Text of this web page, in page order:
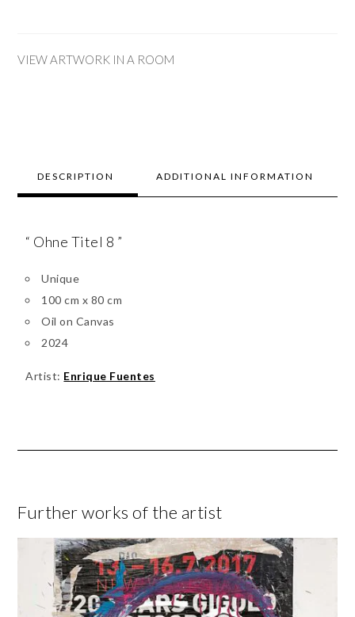
VIEW ARTWORK IN A ROOM
DESCRIPTION ADDITIONAL INFORMATION
“ Ohne Titel 8 ”
Unique
100 cm x 80 cm
Oil on Canvas
2024
Artist: Enrique Fuentes
Further works of the artist